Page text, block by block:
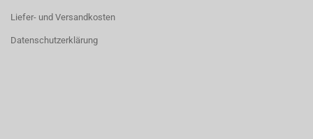
Liefer- und Versandkosten
Datenschutzerklärung